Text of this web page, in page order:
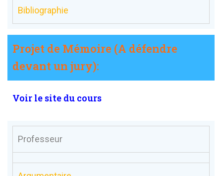
Bibliographie
Projet de Mémoire (A défendre
devant un jury):
Voir le site du cours
Professeur